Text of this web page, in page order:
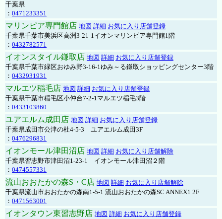
千葉県
： 0471233351
マリンピア専門館店 地図 詳細 お気に入り店舗登録
千葉県千葉市美浜区高洲3-21-1イオンマリンピア専門館1階
： 0432782571
イオンスタイル鎌取店 地図 詳細 お気に入り店舗登録
千葉県千葉市緑区おゆみ野3-16-1ゆみ～る鎌取ショッピングセンター3階
： 0432931931
マルエツ稲毛店 地図 詳細 お気に入り店舗登録
千葉県千葉市稲毛区小仲台7-2-1マルエツ稲毛3階
： 0433103860
ユアエルム成田店 地図 詳細 お気に入り店舗登録
千葉県成田市公津の杜4-5-3 ユアエルム成田3F
： 0476296831
イオンモール津田沼店 地図 詳細 お気に入り店舗解除
千葉県習志野市津田沼1-23-1 イオンモール津田沼２階
： 0474557331
流山おおたかの森S・C店 地図 詳細 お気に入り店舗解除
千葉県流山市おおたかの森南1-5-1 流山おおたかの森SC ANNEX1 2F
： 0471563001
イオンタウン東習志野店 地図 詳細 お気に入り店舗登録